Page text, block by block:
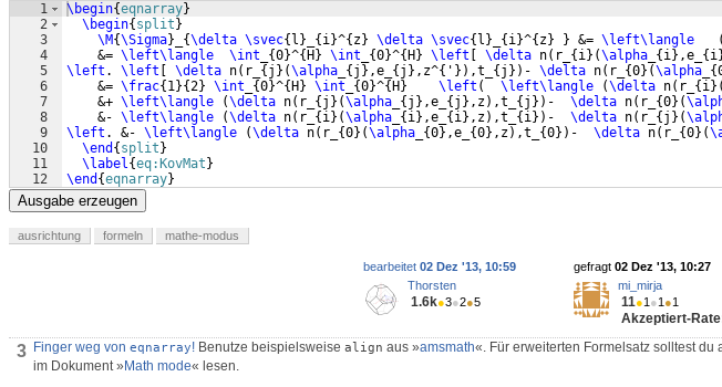
1
2
3
4
5
6
7
8
9
10
11
12
\begin{eqnarray}
\begin{ split }
\M{\Sigma} {\delta \svec{ l } { i}^{ z} \delta \svec{ l } { i}^{ z} } &= \left\langle (
    &=
\left\langle \int {0}^{ H } \int {0}^{ H } \left \delta n( r_ { i} (\alpha { i} ,e_ { i
\left . \left \delta n( r_ { j } (\alpha { j } ,e_ { j } ,z^{ ' }) ,t_ { j }) - \delta n( r_ {0} (\alpha {
    &=
\frac{ 1}{2} \int {0}^{ H } \int {0}^{ H } \left ( \left\langle (\delta n( r_ { i} (
    &+
\left\langle (\delta n( r_ { j } (\alpha { j } ,e_ { j } ,z) ,t_ { j }) - \delta n( r_ {0} (
    &-
\left\langle (\delta n( r_ { i} (\alpha { i} ,e_ { i} ,z) ,t_ { i}) - \delta n( r_ { j } (
\left . &- \left\langle (\delta n( r_ {0} (\alpha {0} ,e_ {0} ,z) ,t_ {0}) - \delta n( r_ {0} (
\end { split }
\label{eq:KovMat }
\end {eqnarray}
Ausgabe erzeugen
ausrichtung formeln mathe-modus
gefragt 02 Dez '13, 10:27
mi_mirja
11●1 ●1 ●1
Akzeptiert-
bearbeitet 02 Dez '13, 10:59
Thorsten
1.6k●3●2●5
3 Finger weg von eqnarray! Benutze beispielsweise align aus »amsmath«. Für erweiterten Formelsatz solltest du
im Dokument » Math mode« lesen.